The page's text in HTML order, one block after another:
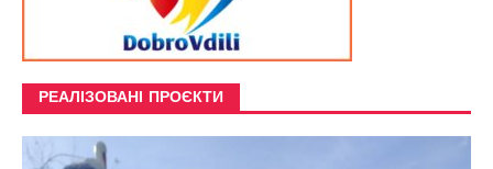
РЕАЛІЗОВАНІ ПРОЄКТИ